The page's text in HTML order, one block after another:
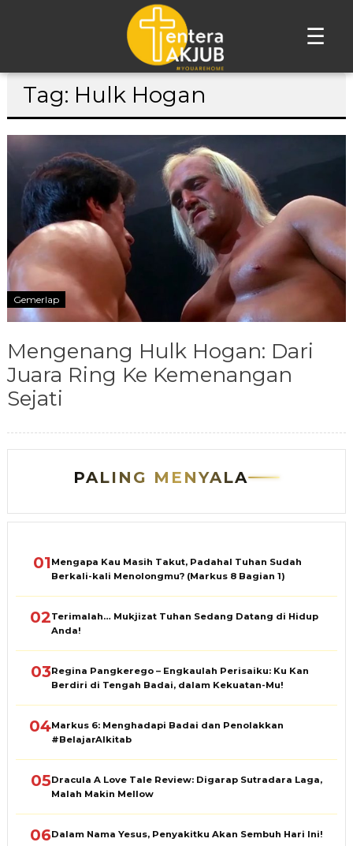
☰
Lompat
Tag: Hulk Hogan
Gemerlap
Mengenang Hulk Hogan: Dari
Juara Ring Ke Kemenangan
Sejati
PALING MENYALA
01Mengapa Kau Masih Takut, Padahal Tuhan Sudah
Berkali-kali Menolongmu? (Markus 8 Bagian 1)
02Terimalah… Mukjizat Tuhan Sedang Datang di Hidup
Anda!
03Regina Pangkerego – Engkaulah Perisaiku: Ku Kan
Berdiri di Tengah Badai, dalam Kekuatan-Mu!
04Markus 6: Menghadapi Badai dan Penolakkan
#BelajarAlkitab
05Dracula A Love Tale Review: Digarap Sutradara Laga,
Malah Makin Mellow
06Dalam Nama Yesus, Penyakitku Akan Sembuh Hari Ini!